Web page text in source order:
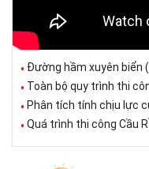
Đường hầm xuyên biển
Toàn bộ quy trình thi
Phân tích tính chịu lực
Quá trình thi công Cầu